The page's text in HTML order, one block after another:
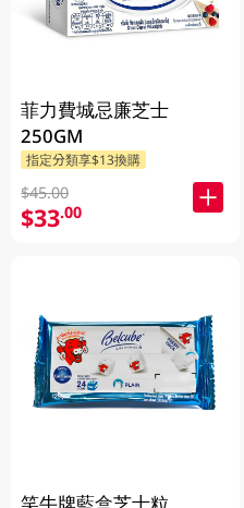
菲力費城忌廉芝士
250GM
指定分類享$13換購
$45.00
$33.00